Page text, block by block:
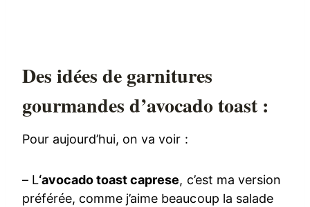
Des idées de garnitures
gourmandes d’avocado toast :
Pour aujourd’hui, on va voir :
– L‘avocado toast caprese, c’est ma version
préférée, comme j’aime beaucoup la salade